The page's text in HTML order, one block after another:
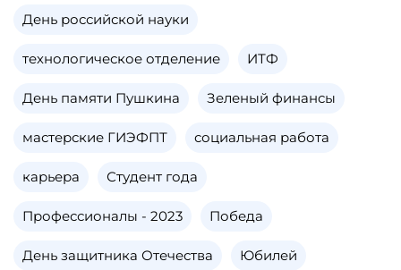
День российской науки
технологическое отделение ИТФ
День памяти Пушкина Зеленый финансы
мастерские ГИЭФПТ социальная работа
карьера Студент года
Профессионалы - 2023 Победа
День защитника Отечества Юбилей